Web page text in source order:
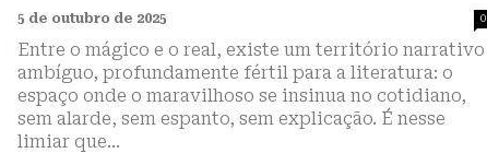
5 de outubro de 2025 0
Entre o mágico e o real, existe um território narrativo
ambíguo, profundamente fértil para a literatura: o
espaço onde o maravilhoso se insinua no cotidiano,
sem alarde, sem espanto, sem explicação. É nesse
limiar que...